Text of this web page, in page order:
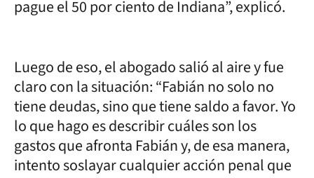
pague el 50 por ciento de Indiana”, explicó.
Luego de eso, el abogado salió al aire y fue
claro con la situación: “Fabián no solo no
tiene deudas, sino que tiene saldo a favor. Yo
lo que hago es describir cuáles son los
gastos que afronta Fabián y, de esa manera,
intento soslayar cualquier acción penal que